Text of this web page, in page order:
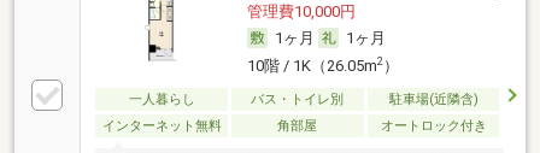
管理費10,000円
1ヶ月
1ヶ月
10階 / 1K（26.05m2）
一人暮らし バス・トイレ別
駐車場(近隣含)
インターネット無料
角部屋 オートロック付き